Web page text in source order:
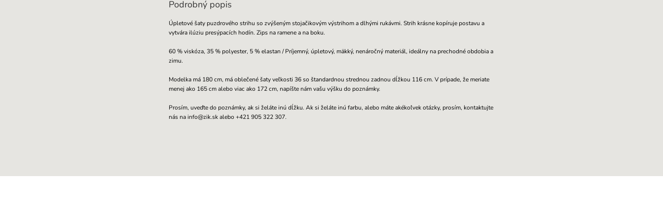
Podrobný popis
Úpletové šaty puzdrového strihu so zvýšeným stojačikovým výstrihom a dlhými rukávmi. Strih krásne kopíruje postavu a
vytvára ilúziu presýpacích hodín. Zips na ramene a na boku.
60 % viskóza, 35 % polyester, 5 % elastan / Príjemný, úpletový, mäkký, nenáročný materiál, ideálny na prechodné obdobia a
zimu.
Modelka má 180 cm, má oblečené šaty veľkosti 36 so štandardnou strednou zadnou dĺžkou 116 cm. V prípade, že meriate
menej ako 165 cm alebo viac ako 172 cm, napíšte nám vašu výšku do poznámky.
Prosím, uveďte do poznámky, ak si želáte inú dĺžku. Ak si želáte inú farbu, alebo máte akékoľvek otázky, prosím, kontaktujte
nás na info@zik.sk alebo +421 905 322 307.